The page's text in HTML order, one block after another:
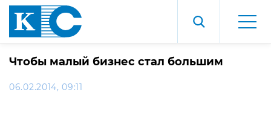
Чтобы малый бизнес стал большим
06.02.2014, 09:11